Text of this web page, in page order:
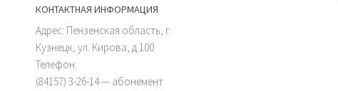
КОНТАКТНАЯ ИНФОРМАЦИЯ
Адрес: Пензенская область, г.
Кузнецк, ул. Кирова, д.100
Телефон:
(84157) 3-26-14 — абонемент